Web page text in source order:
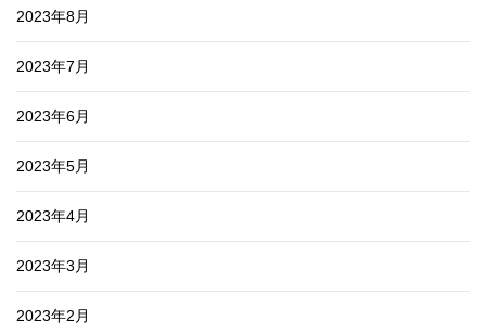
2023年8月
2023年7月
2023年6月
2023年5月
2023年4月
2023年3月
2023年2月